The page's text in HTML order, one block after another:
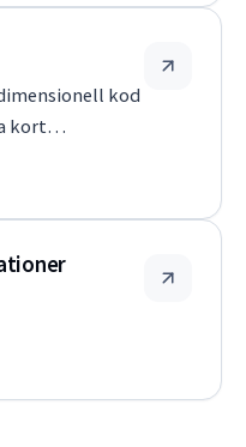
Den
kod
kort
att helt
servrar. Till
c…